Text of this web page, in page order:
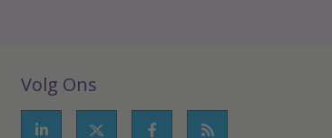
van hun nieuwe boek antwoord op
die vraag. Inclusief voorbeelden
uit de praktijk bij onder meer
Volg Ons